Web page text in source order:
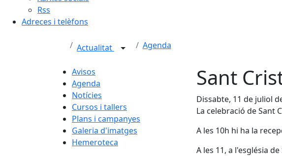
Rss
Adreces i telèfons
Actualitat Agenda
Avisos
Agenda
Notícies
Cursos i tallers
Plans i campanyes
Galeria d'imatges
Hemeroteca
Sant
Dissabte, 11 de juliol
La celebració de Sant
A les 10h hi ha la
A les 11, a l'església